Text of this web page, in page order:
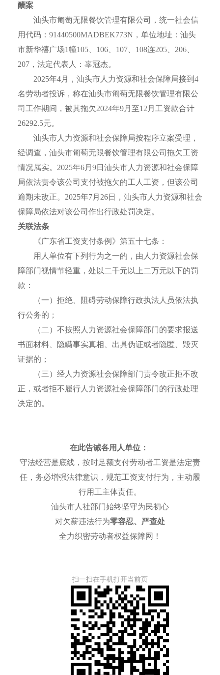
酬案
汕头市匍萄无限餐饮管理有限公司，统一社会信
用代码：91440500MADBEK773N，单位地址：汕头
市新华禧广场1幢105、106、107、108连205、206、
207，法定代表人：辜冠杰。
2025年4月，汕头市人力资源和社会保障局接到4
名劳动者投诉，称在汕头市匍萄无限餐饮管理有限公
司工作期间，被其拖欠2024年9月至12月工资款合计
26292.5元。
汕头市人力资源和社会保障局按程序立案受理，
经调查，汕头市匍萄无限餐饮管理有限公司拖欠工资
情况属实。2025年6月9日汕头市人力资源和社会保障
局依法责令该公司支付被拖欠的工人工资，但该公司
逾期未改正。2025年7月26日，汕头市人力资源和社会
保障局依法对该公司作出行政处罚决定。
关联法条
《广东省工资支付条例》第五十七条：
用人单位有下列行为之一的，由人力资源社会保
障部门视情节轻重，处以二千元以上二万元以下的罚
款：
（一）拒绝、阻碍劳动保障行政执法人员依法执
行公务的；
（二）不按照人力资源社会保障部门的要求报送
书面材料、隐瞒事实真相、出具伪证或者隐匿、毁灭
证据的；
（三）经人力资源社会保障部门责令改正拒不改
正，或者拒不履行人力资源社会保障部门的行政处理
决定的。
在此告诫各用人单位：
守法经营是底线，按时足额支付劳动者工资是法定责
任，务必增强法律意识，规范工资支付行为，主动履
行用工主体责任。
汕头市人社部门始终坚守为民初心
对欠薪违法行为零容忍、严查处
全力织密劳动者权益保障网！
扫一扫在手机打开当前页